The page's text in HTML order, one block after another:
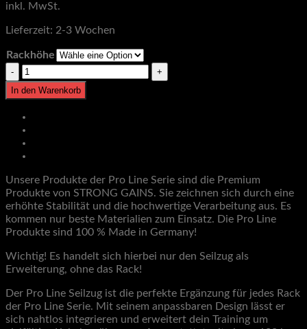
inkl. MwSt.
Lieferzeit: 2-3 Wochen
Rackhöhe
Pro
Line
Seilzug
Latzug,
seitlich
mit
Gewichtsblock
In den Warenkorb
Unsere Produkte der Pro Line Serie sind die Premium
Produkte von STRONG GAINS. Sie zeichnen sich durch eine
erhöhte Stabilität und die hochwertige Verarbeitung aus. Es
kommen nur beste Materialien zum Einsatz. Die Pro Line
Produkte sind 100 % Made in Germany!
Wichtig! Es handelt sich hierbei nur den Seilzug als
Erweiterung, ohne das Rack!
Der Pro Line Seilzug ist die perfekte Ergänzung für jedes Rack
der Pro Line Serie. Mit seinem anpassbaren Design lässt er
sich nahtlos integrieren und erweitert dein Training um